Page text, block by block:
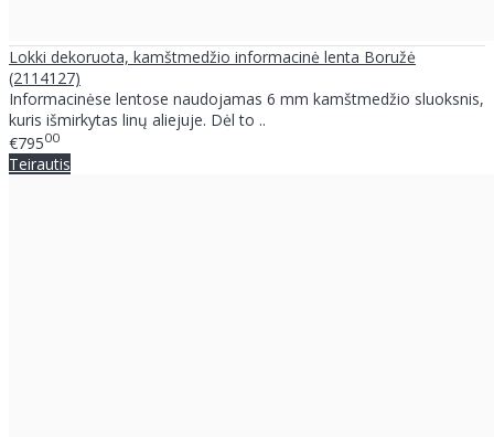
Lokki dekoruota, kamštmedžio informacinė lenta Boružė
(2114127)
Informacinėse lentose naudojamas 6 mm kamštmedžio sluoksnis,
kuris išmirkytas linų aliejuje. Dėl to ..
€79500
Teirautis